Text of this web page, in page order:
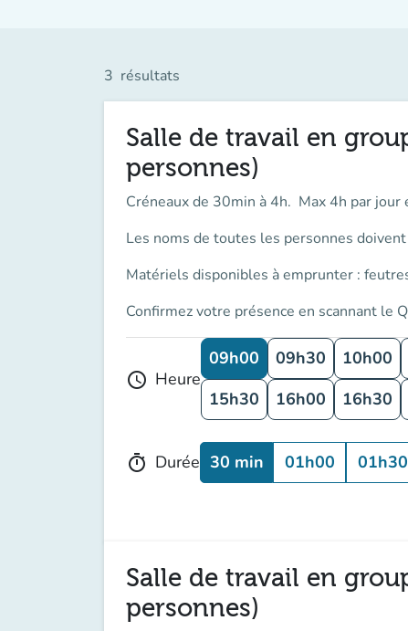
3 résultats
Salle de travail en
personnes)
Créneaux de 30min à 4h. Max 4h par jour
Les noms de toutes les personnes
Matériels disponibles à emprunter :
Confirmez votre présence en scannant le
schedule Heure
09h00 09h30 10h00
15h30
16h00 16h30
timer Durée 30 min 01h00 01h30
Salle de travail en
personnes)